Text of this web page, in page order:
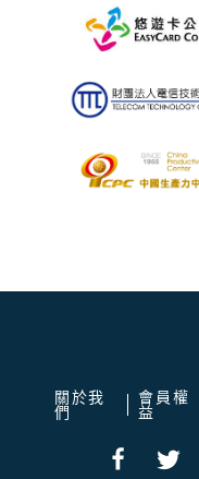
關於我
們
會員權
益